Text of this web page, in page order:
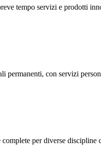
tempo servizi e prodotti
permanenti, con servizi
per diverse